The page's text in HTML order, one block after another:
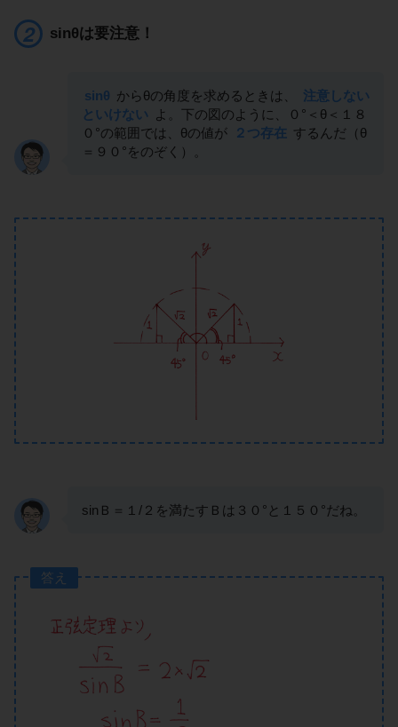
sinθは要注意！
sinθ からθの角度を求めるときは、
注意しない
といけない
よ。下の図のように、０°＜θ＜１８
０°の範囲では、θの値が
２つ存在 するんだ（θ
＝９０°をのぞく）。
sinＢ＝１/２を満たすＢは３０°と１５０°だね。
答え